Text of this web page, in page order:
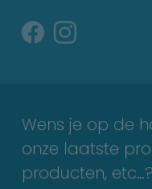
Wens je op de
onze laatste
producten, etc…?